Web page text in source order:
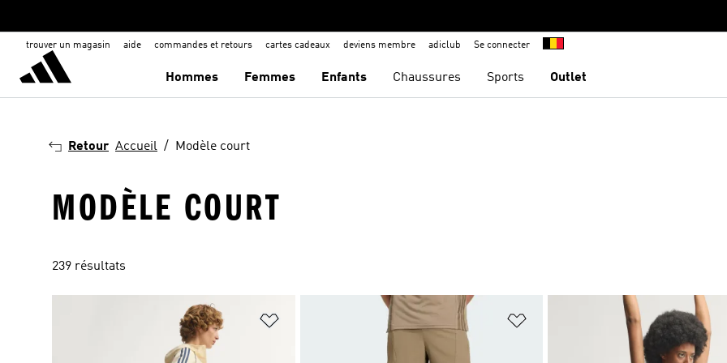
trouver un magasin aide commandes et retours cartes cadeaux deviens membre adiclub Se connecter
Hommes Femmes Enfants Chaussures Sports Outlet
Retour Accueil Modèle court
MODÈLE COURT
239 résultats
Ajouter à la Liste de produits favoris Ajouter à la Liste de produits